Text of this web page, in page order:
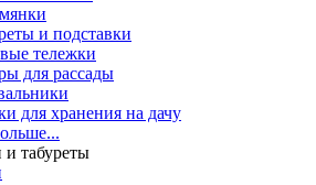
и подставки
тележки
для рассады
для хранения на дачу
табуреты